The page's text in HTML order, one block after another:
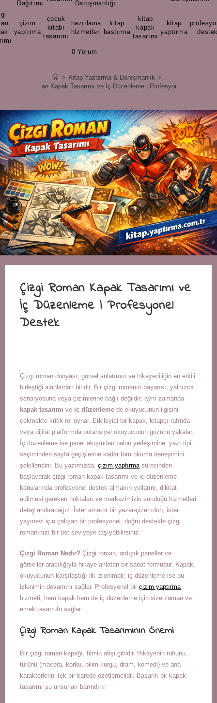
Dağıtımı
Danışmanlığı
çizim
yaptırma
çocuk
kitabı
tasarımı
hazırlama
hizmetleri
,
kitap
bastırma
kitap
kapak
tasarımı
kitap
yaptırma
0 Yorum
> Kitap Yazdırma & Danışmanlık >
Çizgi Roman Kapak Tasarımı ve İç Düzenleme | Profesyonel Destek
Çizgi Roman Kapak Tasarımı ve
İç Düzenleme | Profesyonel
Destek
Çizgi roman dünyası, görsel anlatımın ve hikayeciliğin en etkili
birleştiği alanlardan biridir. Bir çizgi romanın başarısı, yalnızca
senaryosuna veya çizimlerine bağlı değildir; aynı zamanda
kapak tasarımı ve iç düzenleme de okuyucunun ilgisini
çekmekte kritik rol oynar. Etkileyici bir kapak, kitapçı rafında
veya dijital platformda potansiyel okuyucunun gözünü yakalar.
İç düzenleme ise panel akışından balon yerleşimine, yazı tipi
seçiminden sayfa geçişlerine kadar tüm okuma deneyimini
şekillendirir. Bu yazımızda,çizim yaptırma sürecinden
başlayarak çizgi roman kapak tasarımı ve iç düzenleme
konularında profesyonel destek almanın yollarını, dikkat
edilmesi gereken noktaları ve merkezimizin sunduğu hizmetleri
detaylandıracağız. İster amatör bir yazar-çizer olun, ister
yayınevi için çalışan bir profesyonel, doğru destekle çizgi
romanınızı bir üst seviyeye taşıyabilirsiniz.
Çizgi Roman Nedir? Çizgi roman, ardışık paneller ve
görseller aracılığıyla hikaye anlatan bir sanat formudur. Kapak,
okuyucunun karşılaştığı ilk izlenimdir; iç düzenleme ise bu
izlenimin devamını sağlar. Profesyonel birçizim yaptırma
hizmeti, hem kapak hem de iç düzenleme için size zaman ve
emek tasarrufu sağlar.
Çizgi Roman Kapak Tasarımının Önemi
Bir çizgi roman kapağı, filmin afişi gibidir. Hikayenin ruhunu,
türünü (macera, korku, bilim kurgu, dram, komedi) ve ana
karakterlerini tek bir karede özetlemelidir. Başarılı bir kapak
tasarımı şu unsurları barındırır: